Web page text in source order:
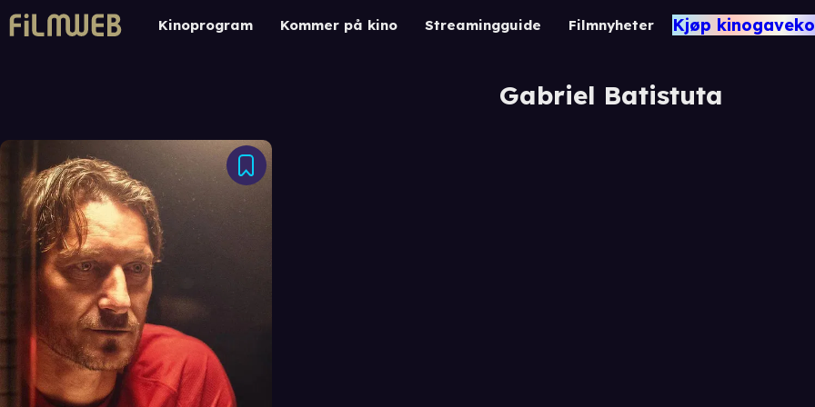
Kinoprogram Kommer på kino Streamingguide Filmnyheter Kjøp
Gabriel Batistuta